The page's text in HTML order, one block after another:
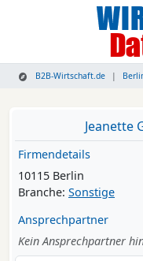
B2B-Wirtschaft.de
Jeanette
Firmendetails
10115 Berlin
Branche: Sonstige
Ansprechpartner
Kein Ansprechpartner